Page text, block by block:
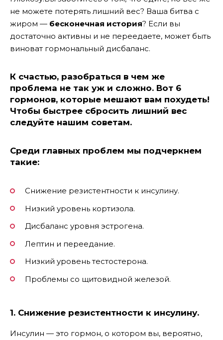
не можете потерять лишний вес? Ваша битва с
жиром — бесконечная история? Если вы
достаточно активны и не переедаете, может быть
виноват гормональный дисбаланс.
К счастью, разобраться в чем же
проблема не так уж и сложно. Вот 6
гормонов, которые мешают вам похудеть!
Чтобы быстрее сбросить лишний вес
следуйте нашим советам.
Среди главных проблем мы подчеркнем
такие:
Снижение резистентности к инсулину.
Низкий уровень кортизола.
Дисбаланс уровня эстрогена.
Лептин и переедание.
Низкий уровень тестостерона.
Проблемы со щитовидной железой.
1. Снижение резистентности к инсулину.
Инсулин — это гормон, о котором вы, вероятно,